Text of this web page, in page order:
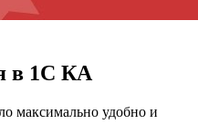
в 1С КА
максимально удобно и